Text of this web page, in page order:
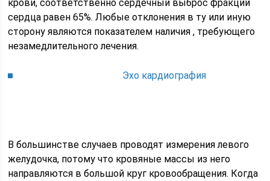
крови, соответственно сердечный выброс фракции
сердца равен 65%. Любые отклонения в ту или иную
сторону являются показателем наличия , требующего
незамедлительного лечения.
Эхо кардиография
В большинстве случаев проводят измерения левого
желудочка, потому что кровяные массы из него
направляются в большой круг кровообращения. Когда